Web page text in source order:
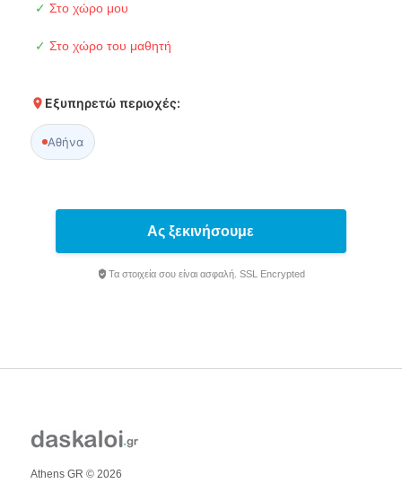
✓ Στο χώρο μου
✓ Στο χώρο του μαθητή
Εξυπηρετώ περιοχές:
Αθήνα
Ας ξεκινήσουμε
Τα στοιχεία σου είναι ασφαλή. SSL Encrypted
Athens GR © 2026